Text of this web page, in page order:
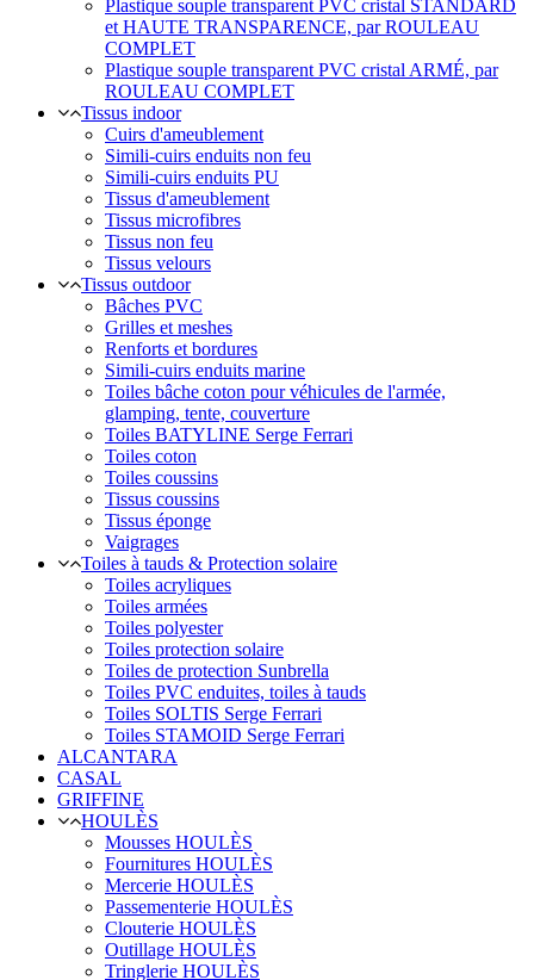
Plastique souple transparent PVC cristal STANDARD
et HAUTE TRANSPARENCE, par ROULEAU
COMPLET
Plastique souple transparent PVC cristal ARMÉ, par
ROULEAU COMPLET
Tissus indoor
Cuirs d'ameublement
Simili-cuirs enduits non feu
Simili-cuirs enduits PU
Tissus d'ameublement
Tissus microfibres
Tissus non feu
Tissus velours
Tissus outdoor
Bâches PVC
Grilles et meshes
Renforts et bordures
Simili-cuirs enduits marine
Toiles bâche coton pour véhicules de l'armée,
glamping, tente, couverture
Toiles BATYLINE Serge Ferrari
Toiles coton
Toiles coussins
Tissus coussins
Tissus éponge
Vaigrages
Toiles à tauds & Protection solaire
Toiles acryliques
Toiles armées
Toiles polyester
Toiles protection solaire
Toiles de protection Sunbrella
Toiles PVC enduites, toiles à tauds
Toiles SOLTIS Serge Ferrari
Toiles STAMOID Serge Ferrari
ALCANTARA
CASAL
GRIFFINE
HOULÈS
Mousses HOULÈS
Fournitures HOULÈS
Mercerie HOULÈS
Passementerie HOULÈS
Clouterie HOULÈS
Outillage HOULÈS
Tringlerie HOULÈS